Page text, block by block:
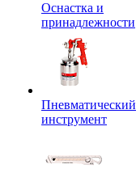
Оснастка и
принадлежности
Пневматический
инструмент